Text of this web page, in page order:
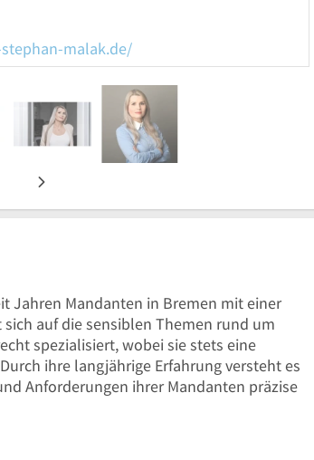
malak.de/
Jahren Mandanten in Bremen mit einer
auf die sensiblen Themen rund um
spezialisiert, wobei sie stets eine
ihre langjährige Erfahrung versteht es
Anforderungen ihrer Mandanten präzise